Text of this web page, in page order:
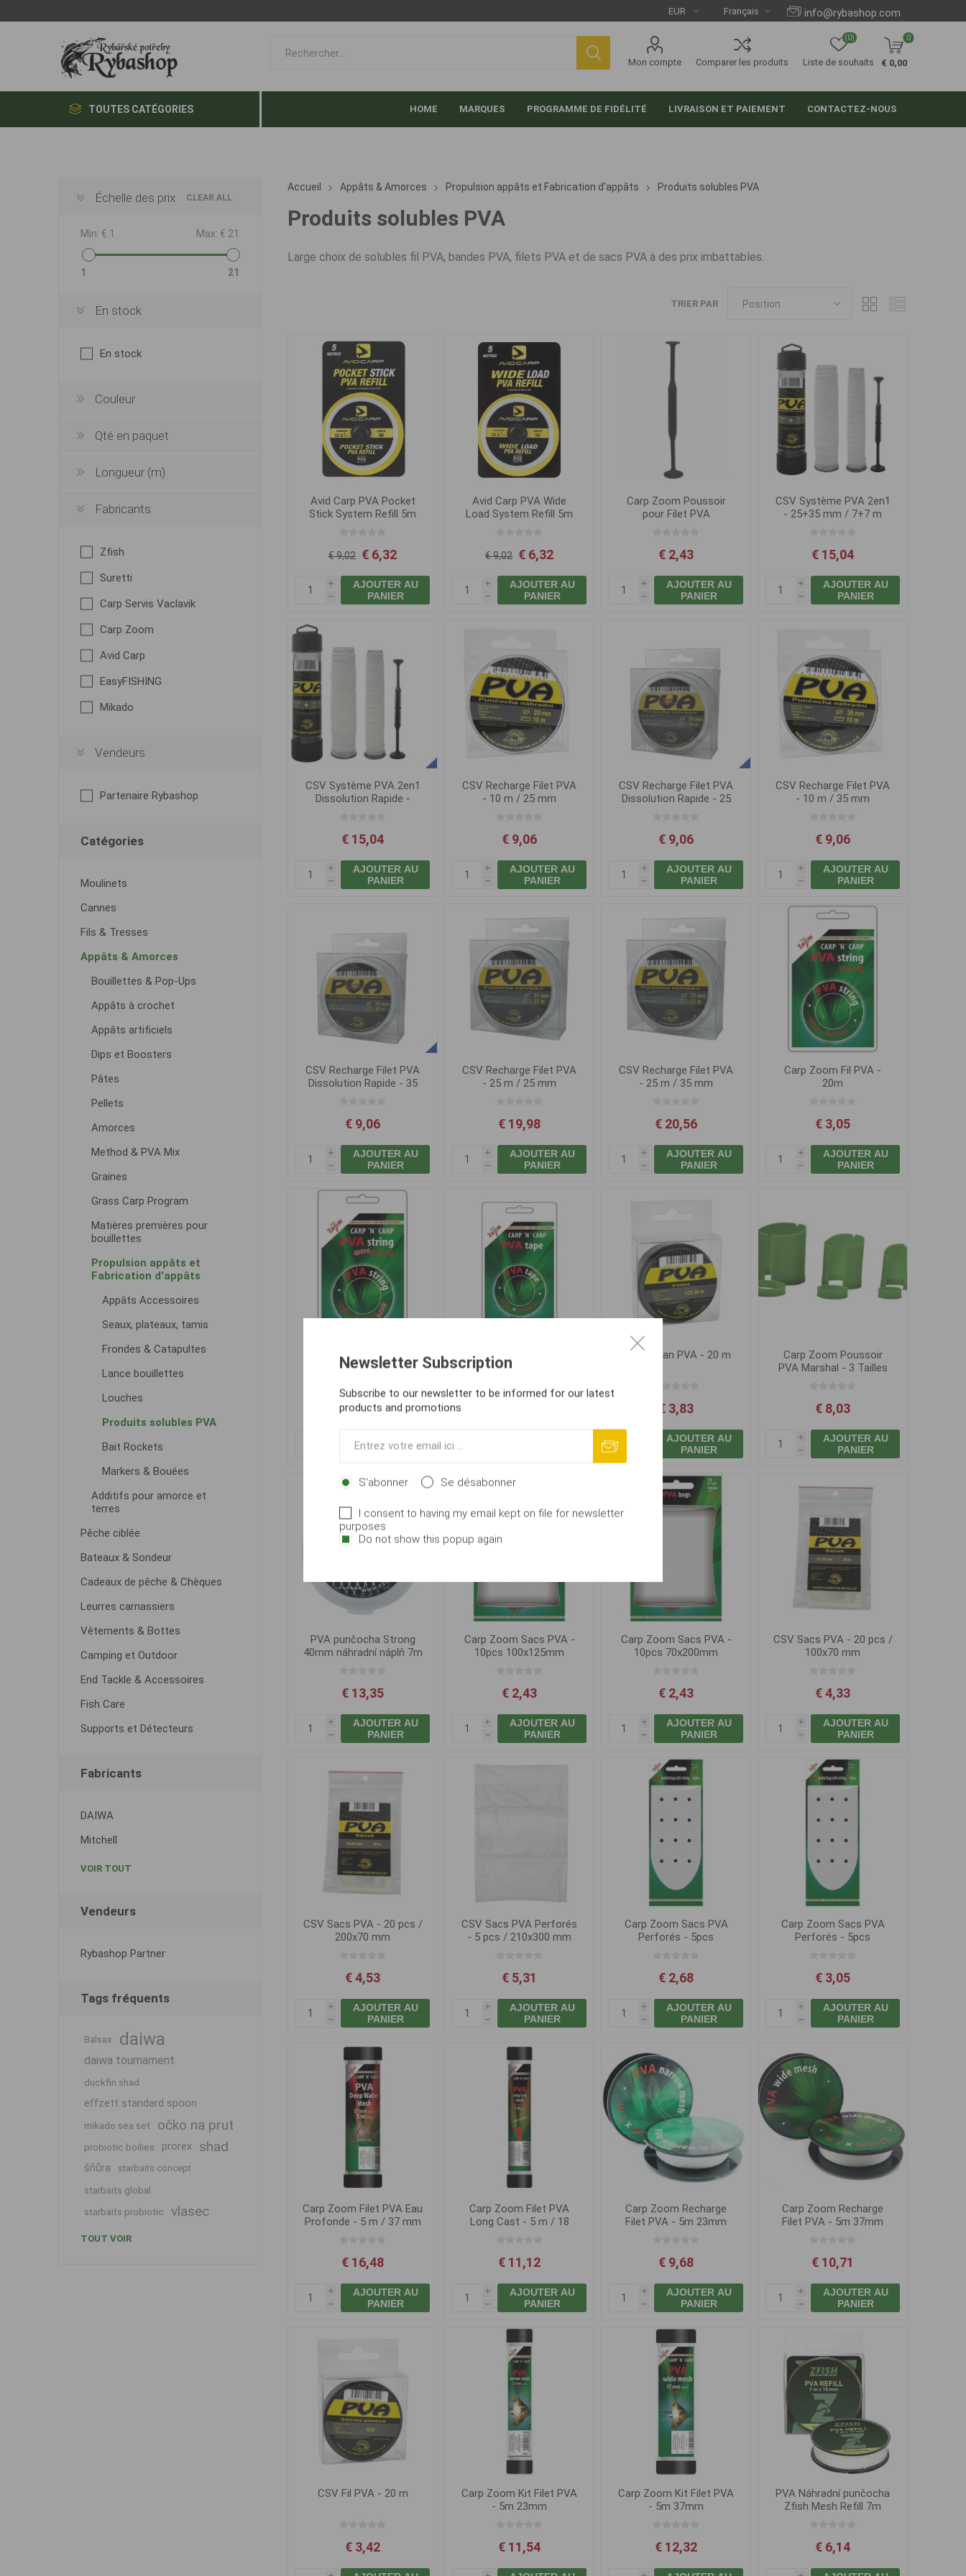
info@rybashop.com
Mon compte Comparer les produits Liste de souhaits
(0) 0
€ 0,00
TOUTES CATÉGORIES HOME MARQUES PROGRAMME DE FIDÉLITÉ LIVRAISON ET PAIEMENT CONTACTEZ-NOUS
Accueil Appâts & Amorces Propulsion appâts et Fabrication d'appâts Produits solubles PVA
Produits solubles PVA
Large choix de solubles fil PVA, bandes PVA, filets PVA et de sacs PVA à des prix imbattables.
TRIER PAR
Avid Carp PVA Pocket
Stick System Refill 5m
€ 9,02 € 6,32
i
h
AJOUTER AU
PANIER
Avid Carp PVA Wide
Load System Refill 5m
€ 9,02 € 6,32
i
h
AJOUTER AU
PANIER
Carp Zoom Poussoir
pour Filet PVA
€ 2,43
i
h
AJOUTER AU
PANIER
CSV Système PVA 2en1
- 25+35 mm / 7+7 m
€ 15,04
i
h
AJOUTER AU
PANIER
CSV Système PVA 2en1
Dissolution Rapide -
€ 15,04
i
h
AJOUTER AU
PANIER
CSV Recharge Filet PVA
- 10 m / 25 mm
€ 9,06
i
h
AJOUTER AU
PANIER
CSV Recharge Filet PVA
Dissolution Rapide - 25
€ 9,06
i
h
AJOUTER AU
PANIER
CSV Recharge Filet PVA
- 10 m / 35 mm
€ 9,06
i
h
AJOUTER AU
PANIER
CSV Recharge Filet PVA
Dissolution Rapide - 35
€ 9,06
i
h
AJOUTER AU
PANIER
CSV Recharge Filet PVA
- 25 m / 25 mm
€ 19,98
i
h
AJOUTER AU
PANIER
CSV Recharge Filet PVA
- 25 m / 35 mm
€ 20,56
i
h
AJOUTER AU
PANIER
Carp Zoom Fil PVA -
20m
€ 3,05
i
h
AJOUTER AU
PANIER
Carp Zoom Fil PVA Extra
Fort - 20m
€ 4,74
AJOUTER AU
PANIER
Carp Zoom Ruban PVA -
10m 10mm
CSV Ruban PVA - 20 m
€ 3,83
AJOUTER AU
PANIER
Carp Zoom Poussoir
PVA Marshal - 3 Tailles
€ 8,03
i
h
AJOUTER AU
PANIER
PVA punčocha Strong
40mm náhradní náplň 7m
€ 13,35
i
h
AJOUTER AU
PANIER
Carp Zoom Sacs PVA -
10pcs 100x125mm
€ 2,43
i
h
AJOUTER AU
PANIER
Carp Zoom Sacs PVA -
10pcs 70x200mm
€ 2,43
i
h
AJOUTER AU
PANIER
CSV Sacs PVA - 20 pcs /
100x70 mm
€ 4,33
i
h
AJOUTER AU
PANIER
CSV Sacs PVA - 20 pcs /
200x70 mm
€ 4,53
i
h
AJOUTER AU
PANIER
CSV Sacs PVA Perforés
- 5 pcs / 210x300 mm
€ 5,31
i
h
AJOUTER AU
PANIER
Carp Zoom Sacs PVA
Perforés - 5pcs
€ 2,68
i
h
AJOUTER AU
PANIER
Carp Zoom Sacs PVA
Perforés - 5pcs
€ 3,05
i
h
AJOUTER AU
PANIER
Carp Zoom Filet PVA Eau
Profonde - 5 m / 37 mm
€ 16,48
i
h
AJOUTER AU
PANIER
Carp Zoom Filet PVA
Long Cast - 5 m / 18
€ 11,12
i
h
AJOUTER AU
PANIER
Carp Zoom Recharge
Filet PVA - 5m 23mm
€ 9,68
i
h
AJOUTER AU
PANIER
Carp Zoom Recharge
Filet PVA - 5m 37mm
€ 10,71
i
h
AJOUTER AU
PANIER
CSV Fil PVA - 20 m
€ 3,42
Carp Zoom Kit Filet PVA
- 5m 23mm
€ 11,54
Carp Zoom Kit Filet PVA
- 5m 37mm
€ 12,32
PVA Náhradní punčocha
Zfish Mesh Refill 7m
€ 6,14
CLEAR ALL
Échelle des prix
Min: € 1 Max: € 21
1 21
En stock
En stock
Couleur
Qté en paquet
Longueur (m)
Fabricants
Zfish
Suretti
Carp Servis Vaclavik
Carp Zoom
Avid Carp
EasyFISHING
Mikado
Vendeurs
Partenaire Rybashop
Catégories
Moulinets
Cannes
Fils & Tresses
Appâts & Amorces
Bouillettes & Pop-Ups
Appâts à crochet
Appâts artificiels
Dips et Boosters
Pâtes
Pellets
Amorces
Method & PVA Mix
Graines
Grass Carp Program
Matières premières pour
bouillettes
Propulsion appâts et
Fabrication d'appâts
Appâts Accessoires
Seaux, plateaux, tamis
Frondes & Catapultes
Lance bouillettes
Louches
Produits solubles PVA
Bait Rockets
Markers & Bouées
Additifs pour amorce et
terres
Pêche ciblée
Bateaux & Sondeur
Cadeaux de pêche & Chèques
Leurres carnassiers
Vêtements & Bottes
Camping et Outdoor
End Tackle & Accessoires
Fish Care
Supports et Détecteurs
Fabricants
DAIWA
Mitchell
VOIR TOUT
Vendeurs
Rybashop Partner
Tags fréquents
Balsax daiwa
daiwa tournament
duckfin shad
effzett standard spoon
mikado sea set očko na prut
probiotic boilies prorex shad
šňůra starbaits concept
starbaits global
starbaits probiotic
vlasec
TOUT VOIR
Newsletter Subscription
Subscribe to our newsletter to be informed for our latest
products and promotions
S'abonner Se désabonner
I consent to having my email kept on file for newsletter
purposes
Do not show this popup again